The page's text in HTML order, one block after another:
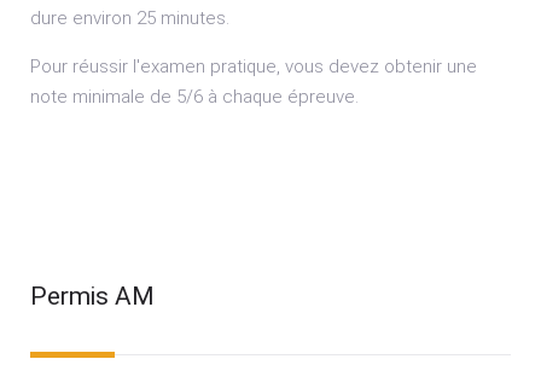
dure environ 25 minutes.
Pour réussir l'examen pratique, vous devez obtenir une
note minimale de 5/6 à chaque épreuve.
Permis AM